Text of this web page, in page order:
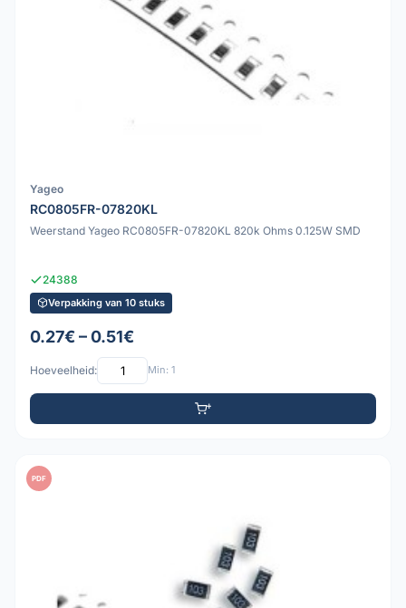
Yageo
RC0805FR-07820KL
Weerstand Yageo RC0805FR-07820KL 820k Ohms 0.125W SMD
24388
Verpakking van 10 stuks
0.27€ – 0.51€
Hoeveelheid: Min: 1
PDF